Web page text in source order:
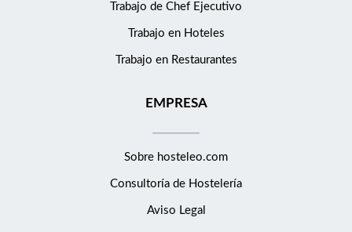
Trabajo de Chef Ejecutivo
Trabajo en Hoteles
Trabajo en Restaurantes
EMPRESA
Sobre hosteleo.com
Consultoría de Hostelería
Aviso Legal